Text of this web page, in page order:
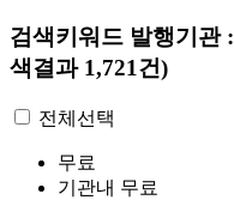
검색키워드 발행기관
색결과 1,721건)
전체선택
무료
기관내 무료